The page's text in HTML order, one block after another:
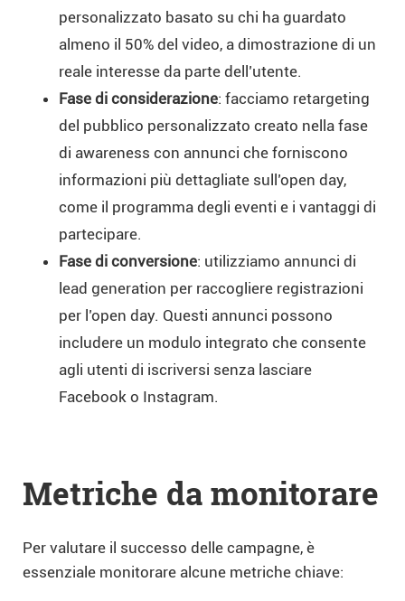
personalizzato basato su chi ha guardato
almeno il 50% del video, a dimostrazione di un
reale interesse da parte dell’utente.
Fase di considerazione: facciamo retargeting
del pubblico personalizzato creato nella fase
di awareness con annunci che forniscono
informazioni più dettagliate sull’open day,
come il programma degli eventi e i vantaggi di
partecipare.
Fase di conversione: utilizziamo annunci di
lead generation per raccogliere registrazioni
per l’open day. Questi annunci possono
includere un modulo integrato che consente
agli utenti di iscriversi senza lasciare
Facebook o Instagram.
Metriche da monitorare
Per valutare il successo delle campagne, è
essenziale monitorare alcune metriche chiave: